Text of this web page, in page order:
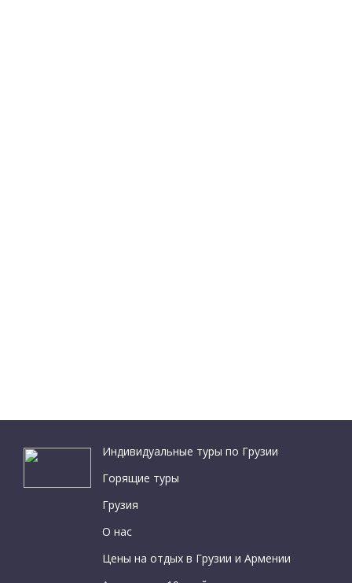
Индивидуальные туры по Грузии
Горящие туры
Грузия
О нас
Цены на отдых в Грузии и Армении